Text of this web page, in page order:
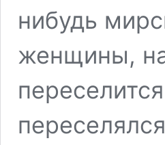
нибудь
женщины,